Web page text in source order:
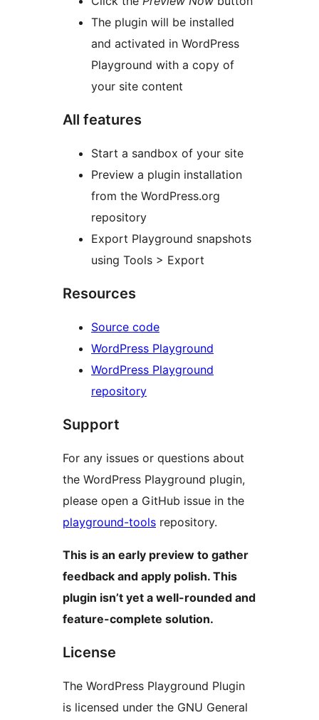
The plugin will be installed
and activated in WordPress
Playground with a copy of
your site content
All features
Start a sandbox of your site
Preview a plugin installation
from the WordPress.org
repository
Export Playground snapshots
using Tools > Export
Resources
Source code
WordPress Playground
WordPress Playground
repository
Support
For any issues or questions about
the WordPress Playground plugin,
please open a GitHub issue in the
playground-tools repository.
This is an early preview to gather
feedback and apply polish. This
plugin isn’t yet a well-rounded and
feature-complete solution.
License
The WordPress Playground Plugin
is licensed under the GNU General